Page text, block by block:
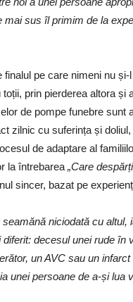
mai sus îl primim de la
finalul pe care nimeni nu
prin pierderea altora și
de pompe funebre sunt
zilnic cu suferința și
de adaptare al
la întrebarea „Care
sincer, bazat pe
niciodată cu altul,
diferit: decesul unei rude în
un AVC sau un
unei persoane de a-și lua